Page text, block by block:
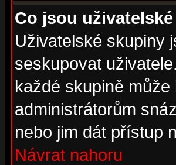
Co jsou
Uživatelské skupiny
seskupovat
každé skupině
administrátorům
nebo jim dát přístup
Návrat nahoru